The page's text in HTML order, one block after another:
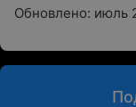
Обновлено: июль